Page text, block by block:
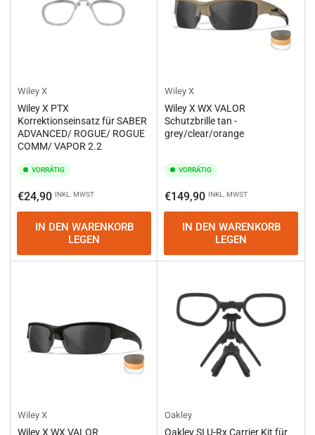
Wiley X
Wiley X PTX
Korrektionseinsatz für SABER
ADVANCED/ ROGUE/ ROGUE
COMM/ VAPOR 2.2
VORRÄTIG
Normaler
Preis
€24,90 INKL. MWST
IN DEN WARENKORB
LEGEN
Wiley X
Wiley X WX VALOR
Schutzbrille tan -
grey/clear/orange
VORRÄTIG
Normaler
Preis
€149,90 INKL. MWST
IN DEN WARENKORB
LEGEN
Wiley X
Wiley X WX VALOR
Oakley
Oakley SI U-Rx Carrier Kit für